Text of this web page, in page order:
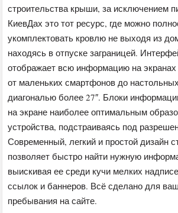
строительства крыши, за исключением
КиевДах это тот ресурс, где можно
укомплектовать кровлю не выходя из
находясь в отпуске заграницей.
отображает всю информацию на
от маленьких смартфонов до
диагональю более 27″. Блоки
на экране наиболее оптимальным
устройства, подстраиваясь под
Современный, легкий и простой дизайн
позволяет быстро найти нужную
выискивая ее среди кучи мелких
ссылок и баннеров. Всё сделано для
пребывания на сайте.